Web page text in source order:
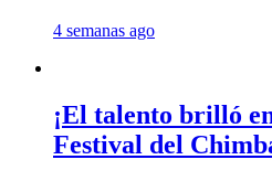
4 semanas ago
¡El talento brilló
Festival del